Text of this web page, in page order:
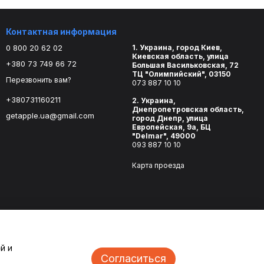
Контактная информация
0 800 20 62 02
+380 73 749 66 72
Перезвонить вам?
+380731160211
getapple.ua@gmail.com
1. Украина, город Киев,
Киевская область, улица
Большая Васильковская, 72
ТЦ "Олимпийский", 03150
073 887 10 10
2. Украина,
Днепропетровская область,
город Днепр, улица
Европейская, 9а, БЦ
"Delmar", 49000
093 887 10 10
Карта проезда
и
Согласиться